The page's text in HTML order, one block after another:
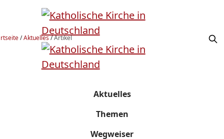
/Aktuelles/Artikel
Aktuelles
Themen
Wegweiser